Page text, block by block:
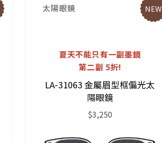
太陽眼鏡 NEW
夏天不能只有一副墨鏡
第二副 5折!
LA-31063 金屬眉型框偏光太
陽眼鏡
$3,250